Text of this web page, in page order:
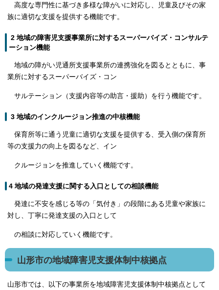
高度な専門性に基づき多様な障がいに対応し、児童及びその家
族に適切な支援を提供する機能です。
2 地域の障害児支援事業所に対するスーパーバイズ・コンサルテ
ーション機能
地域の障がい児通所支援事業所の連携強化を図るとともに、事
業所に対するスーパーバイズ・コン
サルテーション（支援内容等の助言・援助）を行う機能です。
3 地域のインクルージョン推進の中核機能
保育所等に通う児童に適切な支援を提供する、受入側の保育所
等の支援力の向上を図るなど、イン
クルージョンを推進していく機能です。
4 地域の発達支援に関する入口としての相談機能
発達に不安を感じる等の「気付き」の段階にある児童や家族に
対し、丁寧に発達支援の入口として
の相談に対応していく機能です。
山形市の地域障害児支援体制中核拠点
山形市では、以下の事業所を地域障害児支援体制中核拠点として